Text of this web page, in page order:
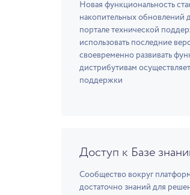
Новая функциональность
накопительных обновлений
портале технической
использовать последние
своевременно развивать
дистрибутивам
поддержки
Доступ к Базе
Сообщество вокруг
достаточно знаний для